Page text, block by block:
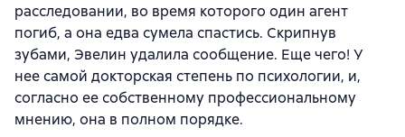
расследовании, во время которого один агент
погиб, а она едва сумела спастись. Скрипнув
зубами, Эвелин удалила сообщение. Еще чего! У
нее самой докторская степень по психологии, и,
согласно ее собственному профессиональному
мнению, она в полном порядке.